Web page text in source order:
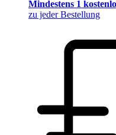
Mindestens 1
zu jeder Bestellung